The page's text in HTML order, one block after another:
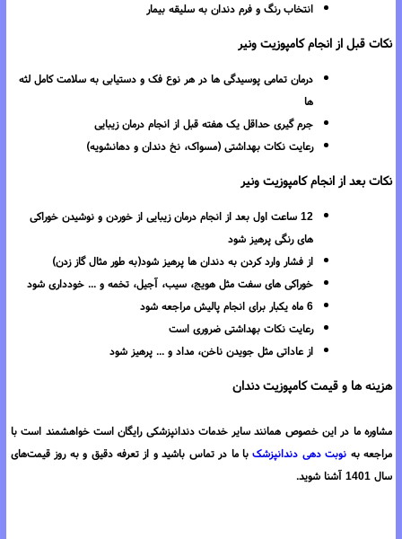
انتخاب رنگ و فرم دندان به سلیقه بیمار
نکات قبل از انجام کامپوزیت ونیر
درمان تمامی پوسیدگی ها در هر نوع فک و دستیابی به سلامت کامل لثه
ها
جرم گیری حداقل یک هفته قبل از انجام درمان زیبایی
رعایت نکات بهداشتی (مسواک، نخ دندان و دهانشویه)
نکات بعد از انجام کامپوزیت ونیر
12 ساعت اول بعد از انجام درمان زیبایی از خوردن و نوشیدن خوراکی
های رنگی پرهیز شود
از فشار وارد کردن به دندان ها پرهیز شود(به طور مثال گاز زدن)
خوراکی های سفت مثل هویج، سیب، آجیل، تخمه و ... خودداری شود
6 ماه یکبار برای انجام پالیش مراجعه شود
رعایت نکات بهداشتی ضروری است
از عاداتی مثل جویدن ناخن، مداد و ... پرهیز شود
هزینه ها و قیمت کامپوزیت دندان
مشاوره ما در این خصوص همانند سایر خدمات دندانپزشکی رایگان است خواهشمند است با
مراجعه به نوبت دهی دندانپزشکبا ما در تماس باشید و از تعرفه دقیق و به روز قیمت‌های
سال 1401 آشنا شوید.